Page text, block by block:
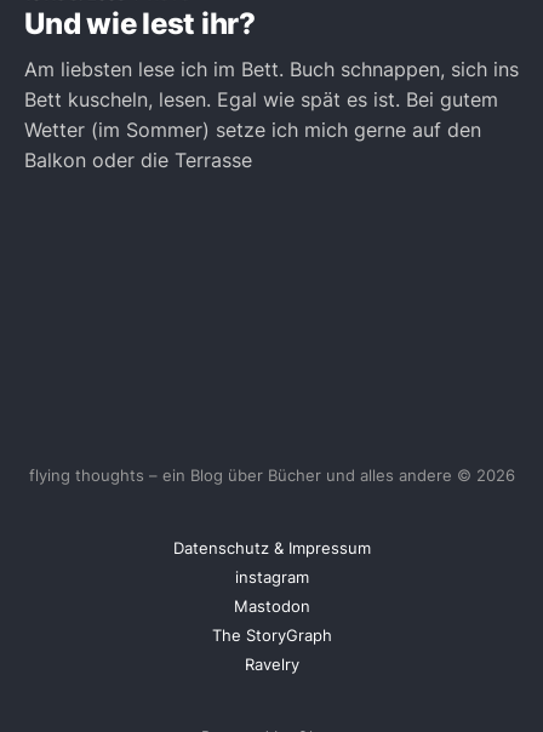
Und wie lest ihr?
Am liebsten lese ich im Bett. Buch schnappen, sich ins
Bett kuscheln, lesen. Egal wie spät es ist. Bei gutem
Wetter (im Sommer) setze ich mich gerne auf den
Balkon oder die Terrasse
flying thoughts – ein Blog über Bücher und alles andere © 2026
Datenschutz & Impressum
instagram
Mastodon
The StoryGraph
Ravelry